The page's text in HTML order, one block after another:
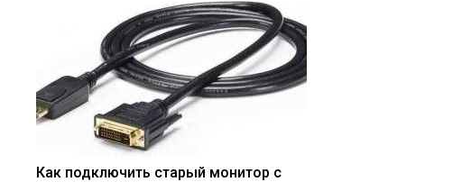
Как подключить старый монитор с